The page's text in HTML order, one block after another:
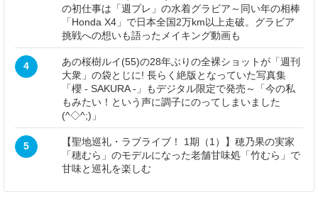
の初仕事は「週プレ」の水着グラビア～同い年の相棒
「Honda X4」で日本全国2万km以上走破。グラビア
挑戦への想いも語ったメイキング動画も
4
あの桜樹ルイ(55)の28年ぶりの全裸ショットが「週刊
大衆」の袋とじに! 長らく絶版となっていた写真集
「櫻 - SAKURA -」もデジタル限定で発売～「今の私
もみたい！という声に調子にのってしまいました
(^◇^;)」
5
【聖地巡礼・ラブライブ！ 1期（1）】穂乃果の実家
「穂むら」のモデルになった老舗甘味処「竹むら」で
甘味と巡礼を楽しむ